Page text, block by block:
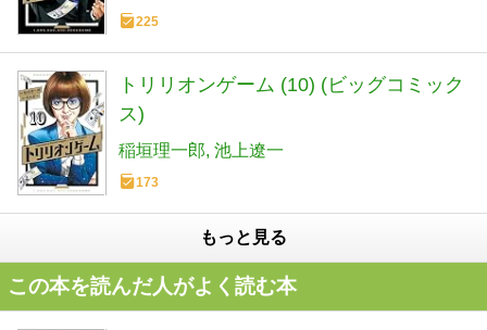
225
トリリオンゲーム (10) (ビッグコミック
ス)
稲垣理一郎 池上遼一
173
もっと見る
この本を読んだ人がよく読む本